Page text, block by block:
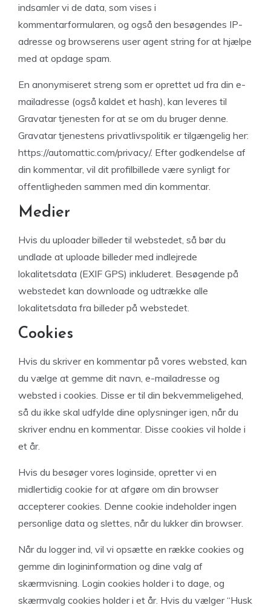
indsamler vi de data, som vises i
kommentarformularen, og også den besøgendes IP-
adresse og browserens user agent string for at hjælpe
med at opdage spam.
En anonymiseret streng som er oprettet ud fra din e-
mailadresse (også kaldet et hash), kan leveres til
Gravatar tjenesten for at se om du bruger denne.
Gravatar tjenestens privatlivspolitik er tilgængelig her:
https://automattic.com/privacy/. Efter godkendelse af
din kommentar, vil dit profilbillede være synligt for
offentligheden sammen med din kommentar.
Medier
Hvis du uploader billeder til webstedet, så bør du
undlade at uploade billeder med indlejrede
lokalitetsdata (EXIF GPS) inkluderet. Besøgende på
webstedet kan downloade og udtrække alle
lokalitetsdata fra billeder på webstedet.
Cookies
Hvis du skriver en kommentar på vores websted, kan
du vælge at gemme dit navn, e-mailadresse og
websted i cookies. Disse er til din bekvemmeligehed,
så du ikke skal udfylde dine oplysninger igen, når du
skriver endnu en kommentar. Disse cookies vil holde i
et år.
Hvis du besøger vores loginside, opretter vi en
midlertidig cookie for at afgøre om din browser
accepterer cookies. Denne cookie indeholder ingen
personlige data og slettes, når du lukker din browser.
Når du logger ind, vil vi opsætte en række cookies og
gemme din logininformation og dine valg af
skærmvisning. Login cookies holder i to dage, og
skærmvalg cookies holder i et år. Hvis du vælger “Husk